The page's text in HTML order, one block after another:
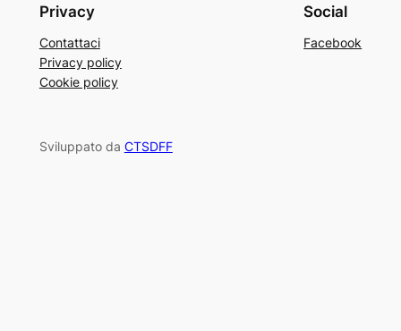
Privacy
Contattaci
Privacy policy
Cookie policy
Social
Facebook
Sviluppato da CTSDFF